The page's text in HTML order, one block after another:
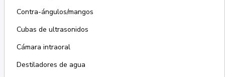
Contra-ángulos/mangos
Cubas de ultrasonidos
Cámara intraoral
Destiladores de agua